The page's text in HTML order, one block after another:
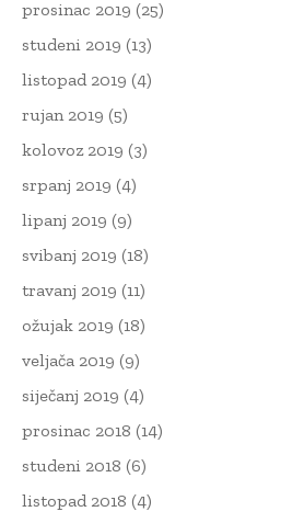
prosinac 2019 (25)
studeni 2019 (13)
listopad 2019 (4)
rujan 2019 (5)
kolovoz 2019 (3)
srpanj 2019 (4)
lipanj 2019 (9)
svibanj 2019 (18)
travanj 2019 (11)
ožujak 2019 (18)
veljača 2019 (9)
siječanj 2019 (4)
prosinac 2018 (14)
studeni 2018 (6)
listopad 2018 (4)